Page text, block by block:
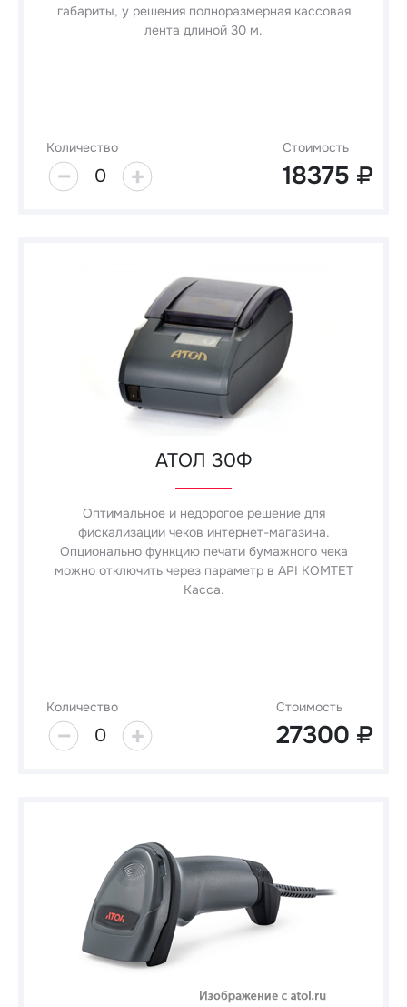
габариты, у решения полноразмерная кассовая
лента длиной 30 м.
Количество
0
Стоимость
18375
АТОЛ 30Ф
Оптимальное и недорогое решение для
фискализации чеков интернет-магазина.
Опционально функцию печати бумажного чека
можно отключить через параметр в API КОМТЕТ
Касса.
Количество
0
Стоимость
27300